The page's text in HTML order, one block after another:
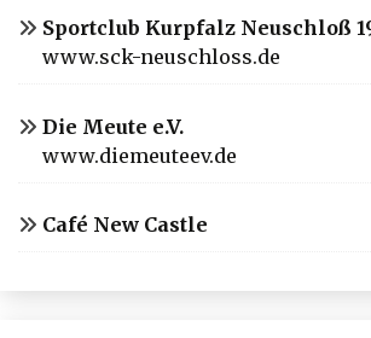
Sportclub Kurpfalz Neuschloß
www.sck-neuschloss.de
Die Meute e.V.
www.diemeuteev.de
Café New Castle